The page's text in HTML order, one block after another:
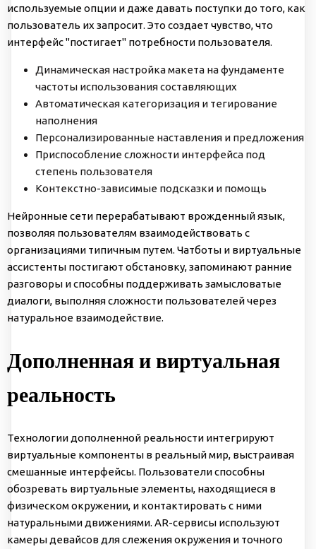
используемые опции и даже давать поступки до того, как
пользователь их запросит. Это создает чувство, что
интерфейс "постигает" потребности пользователя.
Динамическая настройка макета на фундаменте
частоты использования составляющих
Автоматическая категоризация и тегирование
наполнения
Персонализированные наставления и предложения
Приспособление сложности интерфейса под
степень пользователя
Контекстно-зависимые подсказки и помощь
Нейронные сети перерабатывают врожденный язык,
позволяя пользователям взаимодействовать с
организациями типичным путем. Чатботы и виртуальные
ассистенты постигают обстановку, запоминают ранние
разговоры и способны поддерживать замысловатые
диалоги, выполняя сложности пользователей через
натуральное взаимодействие.
Дополненная и виртуальная
реальность
Технологии дополненной реальности интегрируют
виртуальные компоненты в реальный мир, выстраивая
смешанные интерфейсы. Пользователи способны
обозревать виртуальные элементы, находящиеся в
физическом окружении, и контактировать с ними
натуральными движениями. AR-сервисы используют
камеры девайсов для слежения окружения и точного